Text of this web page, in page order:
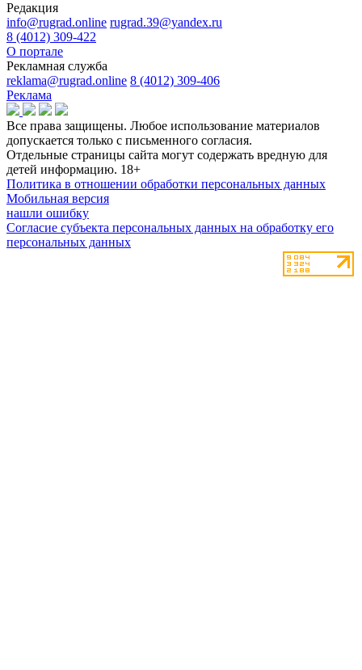
Редакция
info@rugrad.online rugrad.39@yandex.ru
8 (4012) 309-422
О портале
Рекламная служба
reklama@rugrad.online 8 (4012) 309-406
Реклама
Все права защищены. Любое использование материалов
допускается только с письменного согласия.
Отдельные страницы сайта могут содержать вредную для
детей информацию. 18+
Политика в отношении обработки персональных данных
Мобильная версия
нашли ошибку
Согласие субъекта персональных данных на обработку его
персональных данных